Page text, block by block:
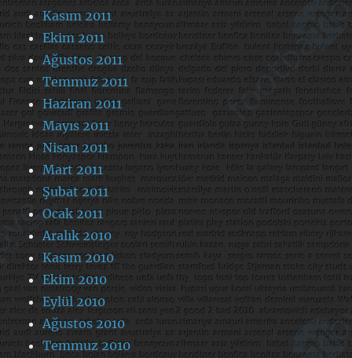
Kasım 2011
Ekim 2011
Ağustos 2011
Temmuz 2011
Haziran 2011
Mayıs 2011
Nisan 2011
Mart 2011
Şubat 2011
Ocak 2011
Aralık 2010
Kasım 2010
Ekim 2010
Eylül 2010
Ağustos 2010
Temmuz 2010